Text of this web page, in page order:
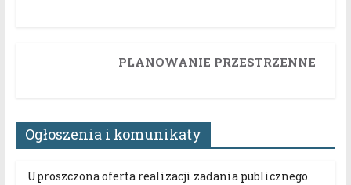
PLANOWANIE PRZESTRZENNE
Ogłoszenia i komunikaty
Uproszczona oferta realizacji zadania publicznego.